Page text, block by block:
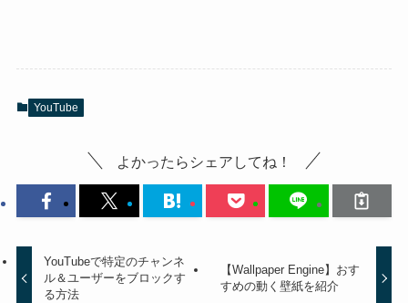
YouTube
よかったらシェアしてね！
YouTubeで特定のチャンネ
ル＆ユーザーをブロックす
る方法
【Wallpaper Engine】おす
すめの動く壁紙を紹介